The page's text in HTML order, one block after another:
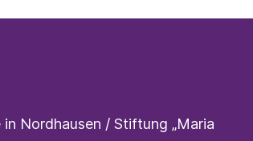
Nordhausen / Stiftung „Maria